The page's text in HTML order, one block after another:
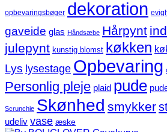
opbevaringsbøger dekoration
gaveide glas Håndsæbe Hårpynt
julepynt kunstig blomst køkken
Lys lysestage Opbevaring
Personlig pleje plaid pude
Scrunchie Skønhed smykker
udeliv vase æske